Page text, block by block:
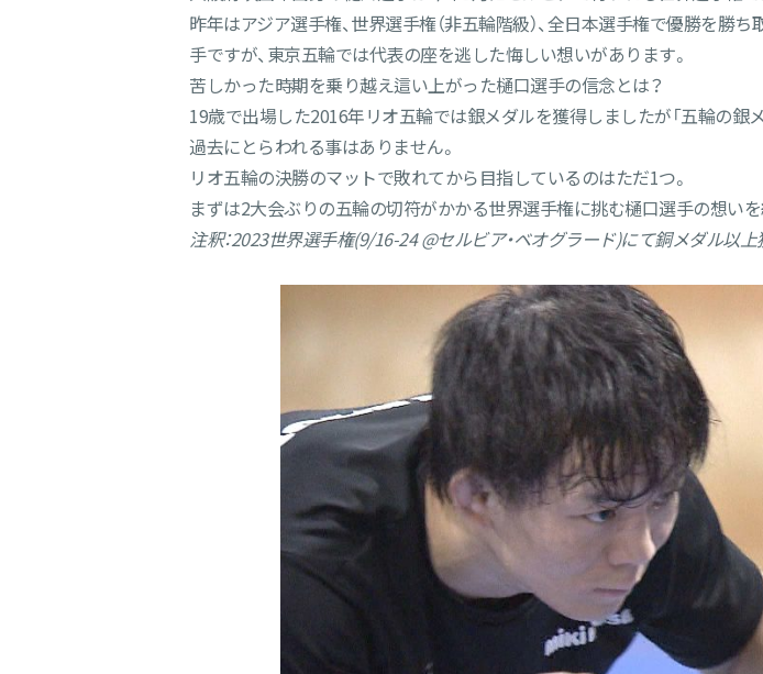
昨年はアジア選手権、世界選手権（非五輪階級）、全日本選手権で優勝を
手ですが、東京五輪では代表の座を逃した悔しい想いがあります。
苦しかった時期を乗り越え這い上がった樋口選手の信念とは？
19歳で出場した2016年リオ五輪では銀メダルを獲得しましたが「五輪の銀
過去にとらわれる事はありません。
リオ五輪の決勝のマットで敗れてから目指しているのはただ1つ。
まずは2大会ぶりの五輪の切符がかかる世界選手権に挑む樋口選手の想いを
注釈：2023世界選手権(9/16-24 @セルビア・ベオグラード)にて銅メダル以